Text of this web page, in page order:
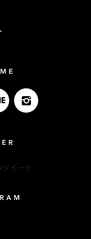
イート